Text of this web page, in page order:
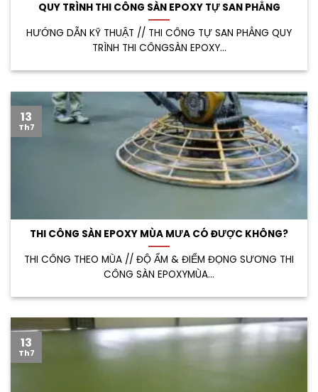
QUY TRÌNH THI CÔNG SÀN EPOXY TỰ SAN PHẲNG
HƯỚNG DẪN KỸ THUẬT // THI CÔNG TỰ SAN PHẲNG QUY
TRÌNH THI CÔNGSÀN EPOXY...
THI CÔNG SÀN EPOXY MÙA MƯA CÓ ĐƯỢC KHÔNG?
THI CÔNG THEO MÙA // ĐỘ ẨM & ĐIỂM ĐỌNG SƯƠNG THI
CÔNG SÀN EPOXYMÙA...
13
Th7
13
Th7